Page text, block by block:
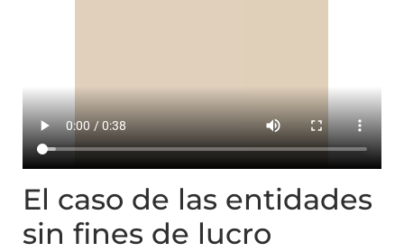
El caso de las entidades
sin fines de lucro